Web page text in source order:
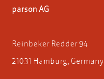
parson AG
Reinbeker Redder 94
21031 Hamburg, Germany